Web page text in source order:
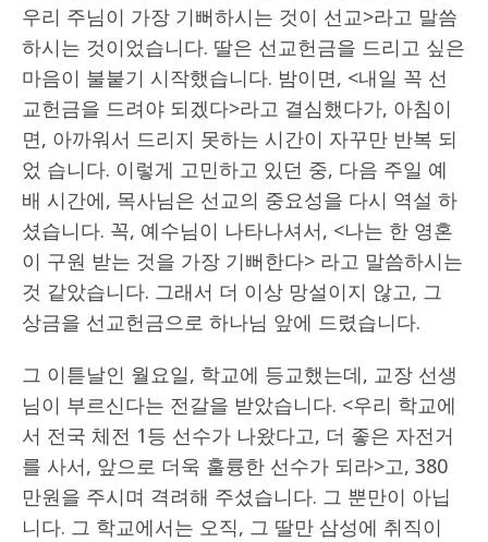
우리 주님이 가장 기뻐하시는 것이 선교>라고 말씀
하시는 것이었습니다. 딸은 선교헌금을 드리고 싶은
마음이 불붙기 시작했습니다. 밤이면, <내일 꼭 선
교헌금을 드려야 되겠다>라고 결심했다가, 아침이
면, 아까워서 드리지 못하는 시간이 자꾸만 반복 되
었 습니다. 이렇게 고민하고 있던 중, 다음 주일 예
배 시간에, 목사님은 선교의 중요성을 다시 역설 하
셨습니다. 꼭, 예수님이 나타나셔서, <나는 한 영혼
이 구원 받는 것을 가장 기뻐한다> 라고 말씀하시는
것 같았습니다. 그래서 더 이상 망설이지 않고, 그
상금을 선교헌금으로 하나님 앞에 드렸습니다.
그 이튿날인 월요일, 학교에 등교했는데, 교장 선생
님이 부르신다는 전갈을 받았습니다. <우리 학교에
서 전국 체전 1등 선수가 나왔다고, 더 좋은 자전거
를 사서, 앞으로 더욱 훌륭한 선수가 되라>고, 380
만원을 주시며 격려해 주셨습니다. 그 뿐만이 아닙
니다. 그 학교에서는 오직, 그 딸만 삼성에 취직이